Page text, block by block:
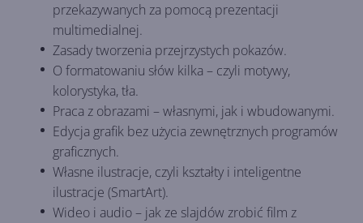
przekazywanych za pomocą prezentacji
multimedialnej.
Zasady tworzenia przejrzystych pokazów.
O formatowaniu słów kilka – czyli motywy,
kolorystyka, tła.
Praca z obrazami – własnymi, jak i wbudowanymi.
Edycja grafik bez użycia zewnętrznych programów
graficznych.
Własne ilustracje, czyli kształty i inteligentne
ilustracje (SmartArt).
Wideo i audio – jak ze slajdów zrobić film z